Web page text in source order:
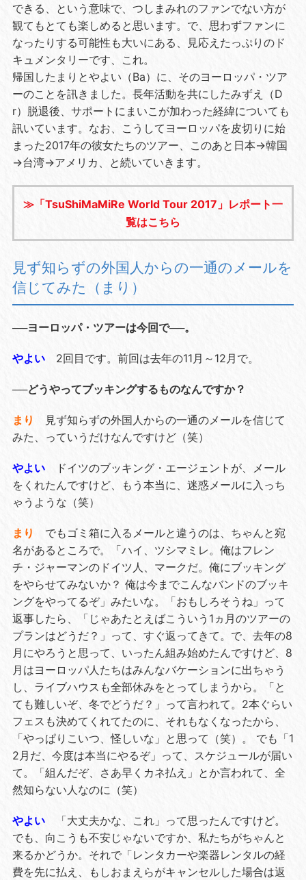
できる、という意味で、つしまみれのファンでない方が
観てもとても楽しめると思います。で、思わずファンに
なったりする可能性も大いにある、見応えたっぷりのド
キュメンタリーです、これ。
帰国したまりとやよい（Ba）に、そのヨーロッパ・ツア
ーのことを訊きました。長年活動を共にしたみずえ（D
r）脱退後、サポートにまいこが加わった経緯についても
訊いています。なお、こうしてヨーロッパを皮切りに始
まった2017年の彼女たちのツアー、このあと日本→韓国
→台湾→アメリカ、と続いていきます。
≫「TsuShiMaMiRe World Tour 2017」レポート一
覧はこちら
見ず知らずの外国人からの一通のメールを
信じてみた（まり）
──ヨーロッパ・ツアーは今回で──。
やよい2回目です。前回は去年の11月～12月で。
──どうやってブッキングするものなんですか？
まり
見ず知らずの外国人からの一通のメールを信じて
みた、っていうだけなんですけど（笑）
やよいドイツのブッキング・エージェントが、メール
をくれたんですけど、もう本当に、迷惑メールに入っち
ゃうような（笑）
まり
でもゴミ箱に入るメールと違うのは、ちゃんと宛
名があるところで。「ハイ、ツシマミレ。俺はフレン
チ・ジャーマンのドイツ人、マークだ。俺にブッキング
をやらせてみないか？ 俺は今までこんなバンドのブッキ
ングをやってるぞ」みたいな。「おもしろそうね」って
返事したら、「じゃあたとえばこういう1ヵ月のツアーの
プランはどうだ？」って、すぐ返ってきて。で、去年の8
月にやろうと思って、いったん組み始めたんですけど、8
月はヨーロッパ人たちはみんなバケーションに出ちゃう
し、ライブハウスも全部休みをとってしまうから。「と
ても難しいぞ、冬でどうだ？」って言われて。2本ぐらい
フェスも決めてくれてたのに、それもなくなったから、
「やっぱりこいつ、怪しいな」と思って（笑）。 でも「1
2月だ、今度は本当にやるぞ」って、スケジュールが届い
て。「組んだぞ、さあ早くカネ払え」とか言われて、全
然知らない人なのに（笑）
やよい「大丈夫かな、これ」って思ったんですけど。
でも、向こうも不安じゃないですか、私たちがちゃんと
来るかどうか。それで「レンタカーや楽器レンタルの経
費を先に払え、もしおまえらがキャンセルした場合は返